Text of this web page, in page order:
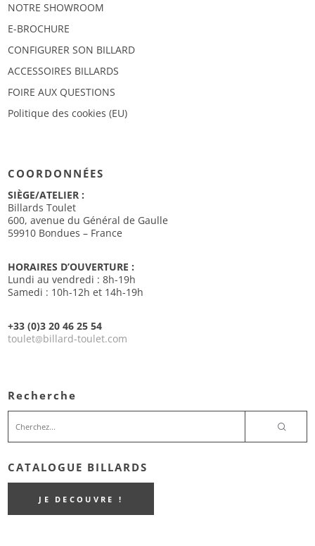
NOTRE SHOWROOM
E-BROCHURE
CONFIGURER SON BILLARD
ACCESSOIRES BILLARDS
FOIRE AUX QUESTIONS
Politique des cookies (EU)
COORDONNÉES
SIÈGE/ATELIER :
Billards Toulet
600, avenue du Général de Gaulle
59910 Bondues – France
HORAIRES D’OUVERTURE :
Lundi au vendredi : 8h-19h
Samedi : 10h-12h et 14h-19h
+33 (0)3 20 46 25 54
toulet@billard-toulet.com
Recherche
CATALOGUE BILLARDS
JE DECOUVRE !